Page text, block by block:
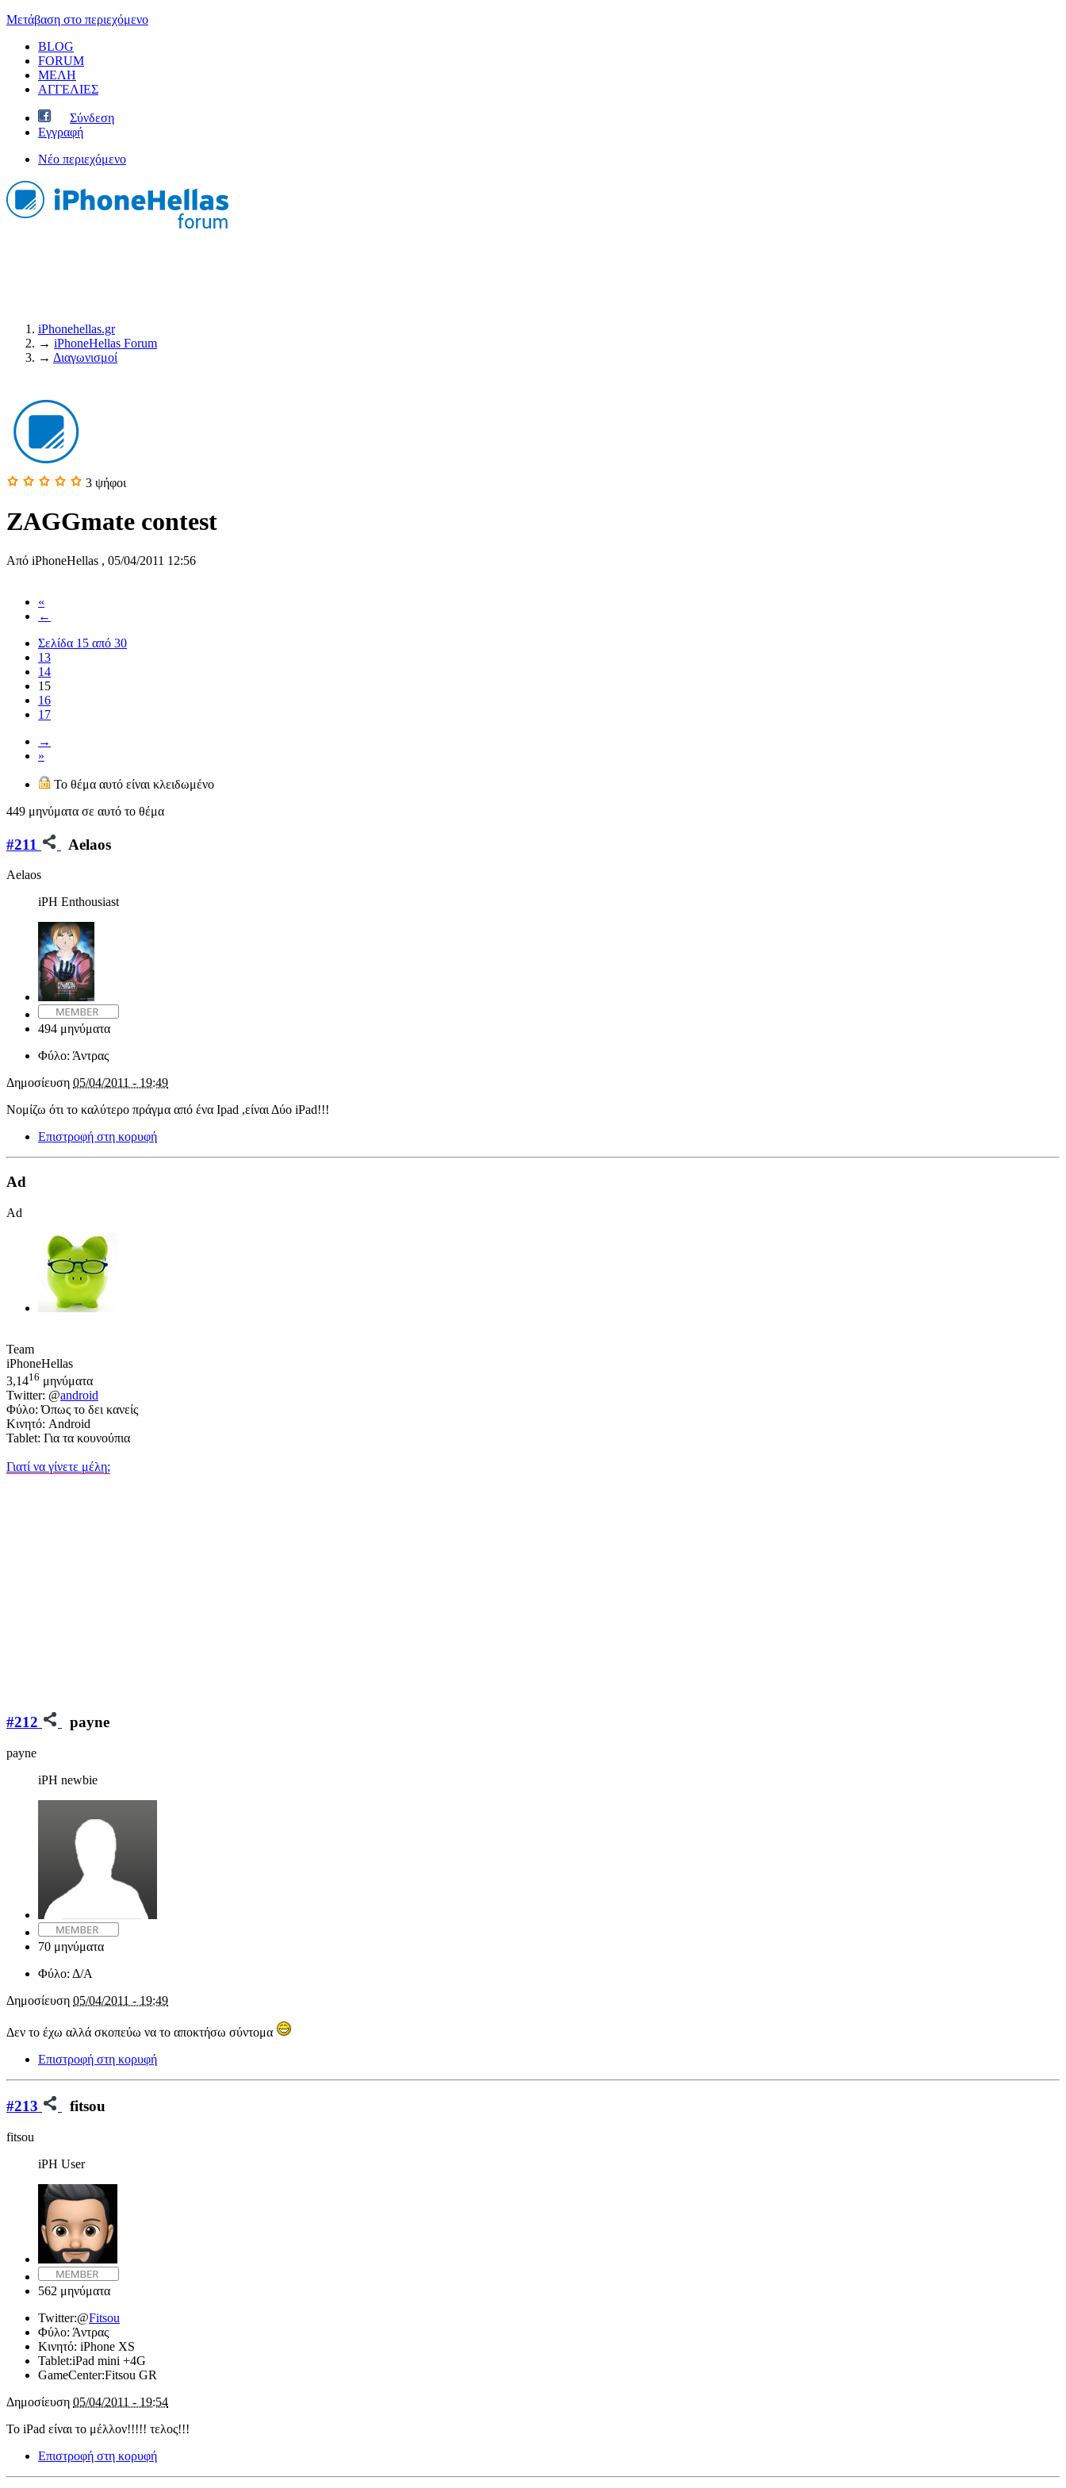
Μετάβαση στο περιεχόμενο
BLOG
FORUM
ΜΕΛΗ
ΑΓΓΕΛΙΕΣ
Σύνδεση
Εγγραφή
Νέο περιεχόμενο
iPhonehellas.gr
→ iPhoneHellas Forum
→ Διαγωνισμοί
3 ψήφοι
ZAGGmate contest
Από iPhoneHellas , 05/04/2011 12:56
«
←
Σελίδα 15 από 30
13
14
15
16
17
→
»
Το θέμα αυτό είναι κλειδωμένο
449 μηνύματα σε αυτό το θέμα
#211 Aelaos
Aelaos
iPH Enthousiast
494 μηνύματα
Φύλο: Άντρας
Δημοσίευση 05/04/2011 - 19:49
Νομίζω ότι το καλύτερο πράγμα από ένα Ipad ,είναι Δύο iPad!!!
Επιστροφή στη κορυφή
Ad
Ad
Team
iPhoneHellas
3,1416 μηνύματα
Twitter: @android
Φύλο: Όπως το δει κανείς
Κινητό: Android
Tablet: Για τα κουνούπια
Γιατί να γίνετε μέλη;
#212 payne
payne
iPH newbie
70 μηνύματα
Φύλο: Δ/Α
Δημοσίευση 05/04/2011 - 19:49
Δεν το έχω αλλά σκοπεύω να το αποκτήσω σύντομα
Επιστροφή στη κορυφή
#213 fitsou
fitsou
iPH User
562 μηνύματα
Twitter:@Fitsou
Φύλο: Άντρας
Κινητό: iPhone XS
Tablet:iPad mini +4G
GameCenter:Fitsou GR
Δημοσίευση 05/04/2011 - 19:54
Το iPad είναι το μέλλον!!!!! τελος!!!
Επιστροφή στη κορυφή